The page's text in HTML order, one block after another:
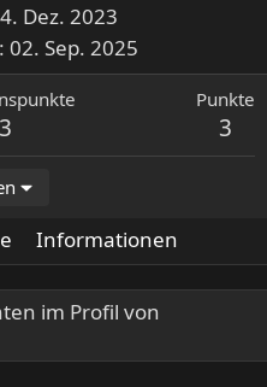
Dez. 2023
02. Sep. 2025
3
Punkte
3
Informationen
im Profil von